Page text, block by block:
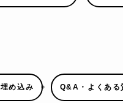
め込み Q&A・よくある